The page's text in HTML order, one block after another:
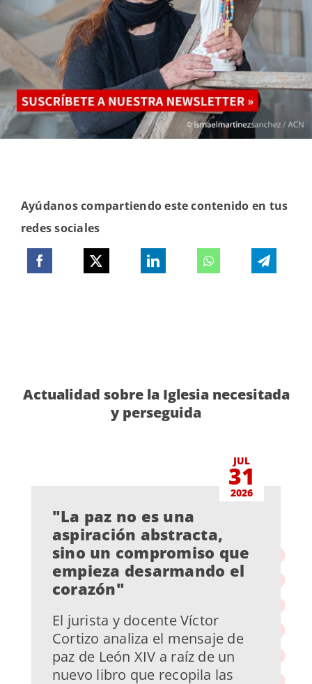
Ayúdanos compartiendo este contenido en tus
redes sociales
Actualidad sobre la Iglesia necesitada
y perseguida
JUL
31
2026
"La paz no es una
aspiración abstracta,
sino un compromiso que
empieza desarmando el
corazón"
El jurista y docente Víctor
Cortizo analiza el mensaje de
paz de León XIV a raíz de un
nuevo libro que recopila las